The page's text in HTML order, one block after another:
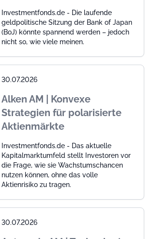
Investmentfonds.de - Die laufende
geldpolitische Sitzung der Bank of Japan
(BoJ) könnte spannend werden – jedoch
nicht so, wie viele meinen.
30.07.2026
Alken AM | Konvexe
Strategien für polarisierte
Aktienmärkte
Investmentfonds.de - Das aktuelle
Kapitalmarktumfeld stellt Investoren vor
die Frage, wie sie Wachstumschancen
nutzen können, ohne das volle
Aktienrisiko zu tragen.
30.07.2026